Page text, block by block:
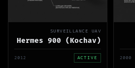
2000
SURVEILLANCE UAV
Hermes 900 (Kochav)
ACTIVE
2012